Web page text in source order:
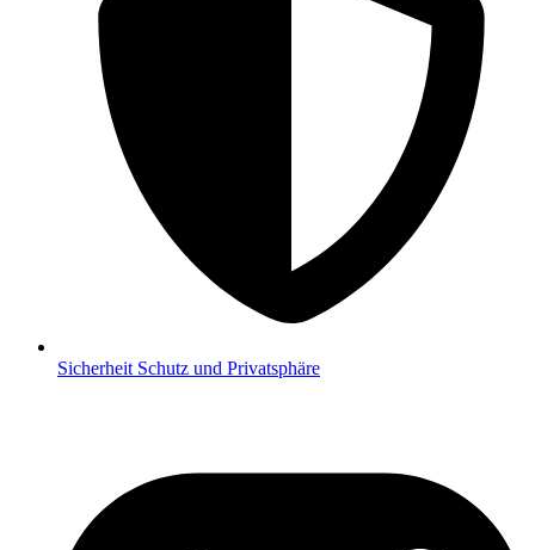
Sicherheit Schutz und Privatsphäre